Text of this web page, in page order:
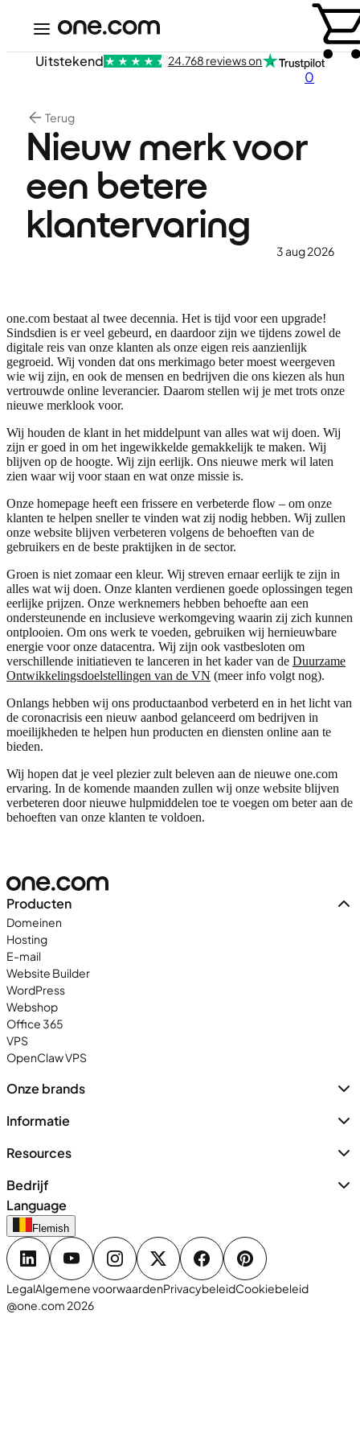
0
Uitstekend 24.768 reviews on
Terug
Nieuw merk voor
een betere
klantervaring
3 aug 2026
one.com bestaat al twee decennia. Het is tijd voor een upgrade!
Sindsdien is er veel gebeurd, en daardoor zijn we tijdens zowel de
digitale reis van onze klanten als onze eigen reis aanzienlijk
gegroeid. Wij vonden dat ons merkimago beter moest weergeven
wie wij zijn, en ook de mensen en bedrijven die ons kiezen als hun
vertrouwde online leverancier. Daarom stellen wij je met trots onze
nieuwe merklook voor.
Wij houden de klant in het middelpunt van alles wat wij doen. Wij
zijn er goed in om het ingewikkelde gemakkelijk te maken. Wij
blijven op de hoogte. Wij zijn eerlijk. Ons nieuwe merk wil laten
zien waar wij voor staan en wat onze missie is.
Onze homepage heeft een frissere en verbeterde flow – om onze
klanten te helpen sneller te vinden wat zij nodig hebben. Wij zullen
onze website blijven verbeteren volgens de behoeften van de
gebruikers en de beste praktijken in de sector.
Groen is niet zomaar een kleur. Wij streven ernaar eerlijk te zijn in
alles wat wij doen. Onze klanten verdienen goede oplossingen tegen
eerlijke prijzen. Onze werknemers hebben behoefte aan een
ondersteunende en inclusieve werkomgeving waarin zij zich kunnen
ontplooien. Om ons werk te voeden, gebruiken wij hernieuwbare
energie voor onze datacentra. Wij zijn ook vastbesloten om
verschillende initiatieven te lanceren in het kader van de Duurzame
Ontwikkelingsdoelstellingen van de VN (meer info volgt nog).
Onlangs hebben wij ons productaanbod verbeterd en in het licht van
de coronacrisis een nieuw aanbod gelanceerd om bedrijven in
moeilijkheden te helpen hun producten en diensten online aan te
bieden.
Wij hopen dat je veel plezier zult beleven aan de nieuwe one.com
ervaring. In de komende maanden zullen wij onze website blijven
verbeteren door nieuwe hulpmiddelen toe te voegen om beter aan de
behoeften van onze klanten te voldoen.
Producten
Domeinen
Hosting
E-mail
Website Builder
WordPress
Webshop
Office 365
VPS
OpenClaw VPS
Onze brands
Informatie
Resources
Bedrijf
Language
Flemish
LegalAlgemene voorwaardenPrivacybeleidCookiebeleid
@one.com 2026